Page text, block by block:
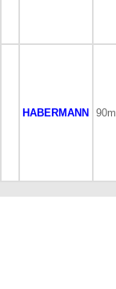
HABERMANN